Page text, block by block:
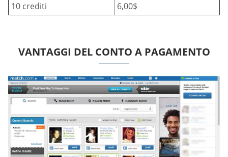
10 crediti
6,00$
VANTAGGI DEL CONTO A PAGAMENTO